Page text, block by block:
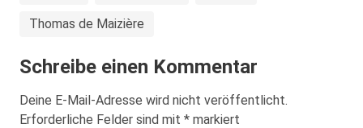
Thomas de Maizière
Schreibe einen Kommentar
Deine E-Mail-Adresse wird nicht veröffentlicht.
Erforderliche Felder sind mit * markiert